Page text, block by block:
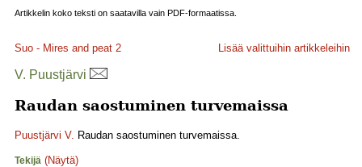
Artikkelin koko teksti on saatavilla vain PDF-formaatissa.
Suo - Mires and peat 2 Lisää valittuihin artikkeleihin
V. Puustjärvi
Raudan saostuminen turvemaissa
Puustjärvi V. Raudan saostuminen turvemaissa.
Tekijä (Näytä)